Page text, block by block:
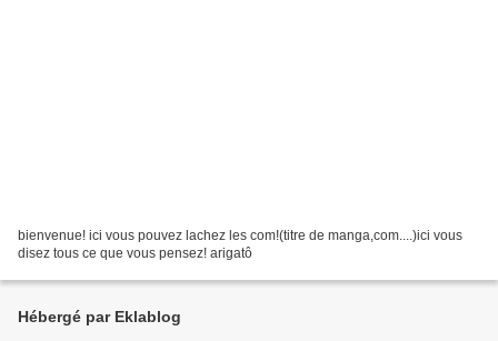
bienvenue! ici vous pouvez lachez les com!(titre de manga,com....)ici vous
disez tous ce que vous pensez! arigatô
Hébergé par Eklablog